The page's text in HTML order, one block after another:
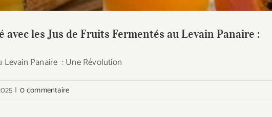
avec les Jus de Fruits Fermentés au Levain Panaire :
Levain Panaire : Une Révolution
| 0 commentaire